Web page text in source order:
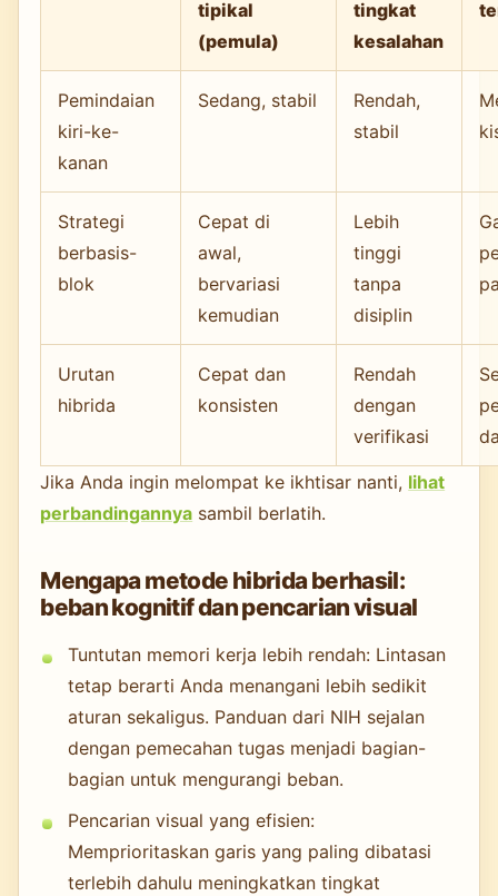
tipikal
(pemula)
tingkat
kesalahan
Pemindaian
kiri-ke-
kanan
Sedang, stabil
Rendah,
stabil
Strategi
berbasis-
blok
Cepat di
awal,
bervariasi
kemudian
Lebih
tinggi
tanpa
disiplin
Urutan
hibrida
Cepat dan
konsisten
Rendah
dengan
verifikasi
Jika Anda ingin melompat ke ikhtisar nanti, lihat
perbandingannya sambil berlatih.
Mengapa metode hibrida berhasil:
beban kognitif dan pencarian visual
Tuntutan memori kerja lebih rendah: Lintasan
tetap berarti Anda menangani lebih sedikit
aturan sekaligus. Panduan dari NIH sejalan
dengan pemecahan tugas menjadi bagian-
bagian untuk mengurangi beban.
Pencarian visual yang efisien:
Memprioritaskan garis yang paling dibatasi
terlebih dahulu meningkatkan tingkat